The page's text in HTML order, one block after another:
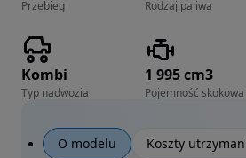
Przebieg Rodzaj paliwa
Kombi
Typ nadwozia
1 995 cm3
Pojemność skokowa
O modelu Koszty